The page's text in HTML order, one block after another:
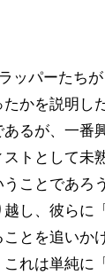
ッパーたち
かを説明し
るが、一番
ストとして未
ことであろ
し、彼らに
とを追いか
れは単純に